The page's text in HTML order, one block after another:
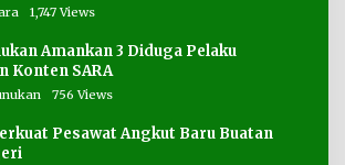
1,747 Views
Amankan 3 Diduga Pelaku
Konten SARA
756 Views
Pesawat Angkut Baru Buatan